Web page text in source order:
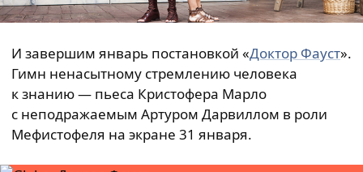
И завершим январь постановкой «Доктор Фауст».
Гимн ненасытному стремлению человека
к знанию — пьеса Кристофера Марло
с неподражаемым Артуром Дарвиллом в роли
Мефистофеля на экране 31 января.